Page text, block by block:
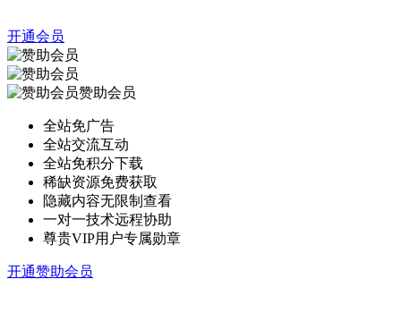
开通会员
赞助会员
全站免广告
全站交流互动
全站免积分下载
稀缺资源免费获取
隐藏内容无限制查看
一对一技术远程协助
尊贵VIP用户专属勋章
开通赞助会员